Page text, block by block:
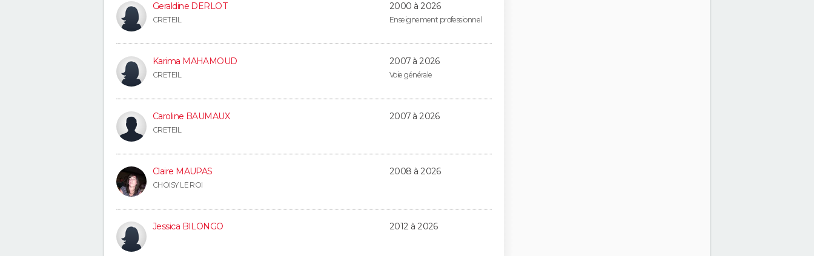
Geraldine DERLOT
CRETEIL
2000 à 2026
Enseignement professionnel
Karima MAHAMOUD
CRETEIL
2007 à 2026
Voie générale
Caroline BAUMAUX
CRETEIL
2007 à 2026
Claire MAUPAS
CHOISY LE ROI
2008 à 2026
Jessica BILONGO 2012 à 2026